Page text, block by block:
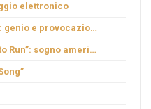
elettronico
e provocazione
sogno americano